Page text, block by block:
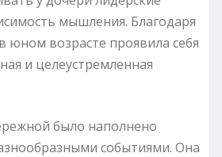
мышления. Благодаря
юном возрасте проявила себя
и целеустремленная
было наполнено
событиями. Она